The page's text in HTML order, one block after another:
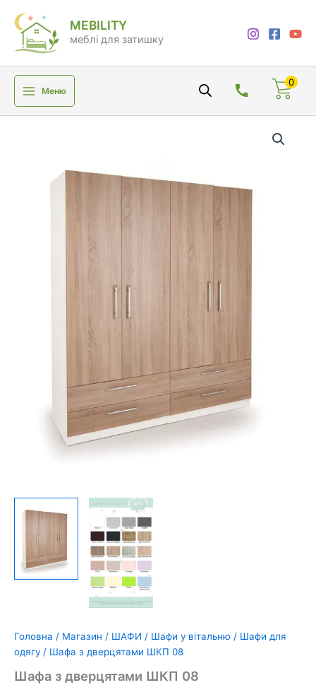
вмісту
MEBILITY
меблі для затишку
Меню
0
Головна / Магазин / ШАФИ / Шафи у вітальню / Шафи для
одягу / Шафа з дверцятами ШКП 08
Шафа з дверцятами ШКП 08